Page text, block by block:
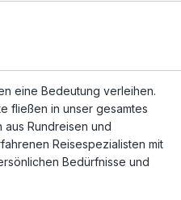
eine Bedeutung verleihen.
fließen in unser gesamtes
aus Rundreisen und
Reisespezialisten mit
Bedürfnisse und